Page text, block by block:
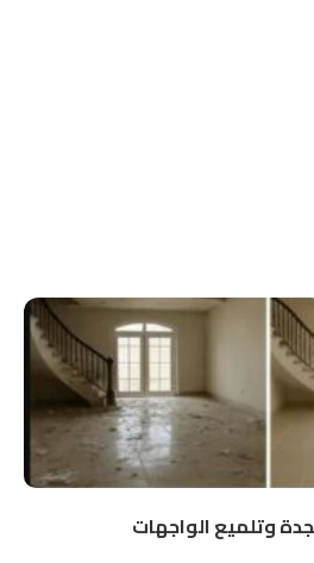
وتلميع الواجهات